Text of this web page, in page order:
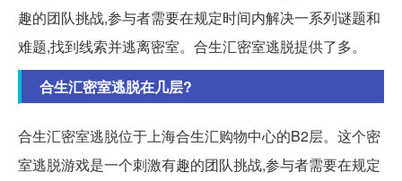
趣的团队挑战,参与者需要在规定时间内解决一系列谜题和
难题,找到线索并逃离密室。合生汇密室逃脱提供了多。
合生汇密室逃脱在几层?
合生汇密室逃脱位于上海合生汇购物中心的B2层。这个密
室逃脱游戏是一个刺激有趣的团队挑战,参与者需要在规定